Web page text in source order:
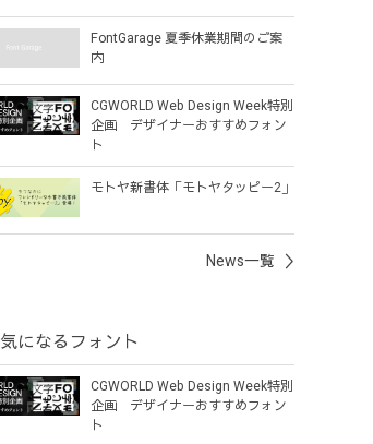
FontGarage 夏季休業期間のご案
内
CGWORLD Web Design Week特別
企画 デザイナーおすすめフォン
ト
モトヤ新書体「モトヤタッピー2」
News一覧
気になるフォント
CGWORLD Web Design Week特別
企画 デザイナーおすすめフォン
ト